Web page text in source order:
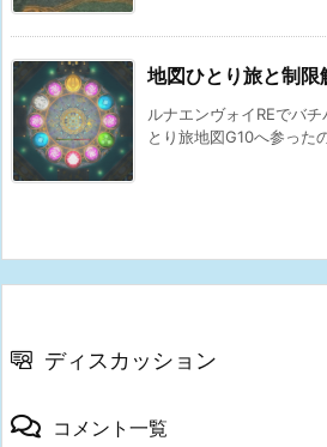
地図ひとり旅と制限
ルナエンヴォイREでバ
とり旅地図G10へ参った
ディスカッション
コメント一覧